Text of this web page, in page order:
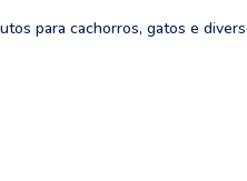
para cachorros, gatos e